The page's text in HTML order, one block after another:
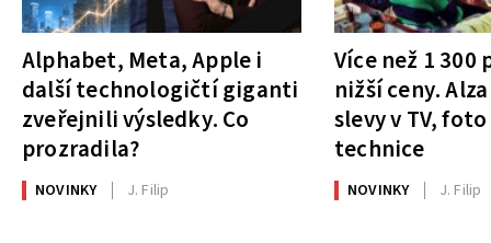
Alphabet, Meta, Apple i
další technologičtí giganti
zveřejnili výsledky. Co
prozradila?
NOVINKY J. Filip
Více než 1
nižší ceny.
slevy v TV,
technice
NOVINKY J. Filip